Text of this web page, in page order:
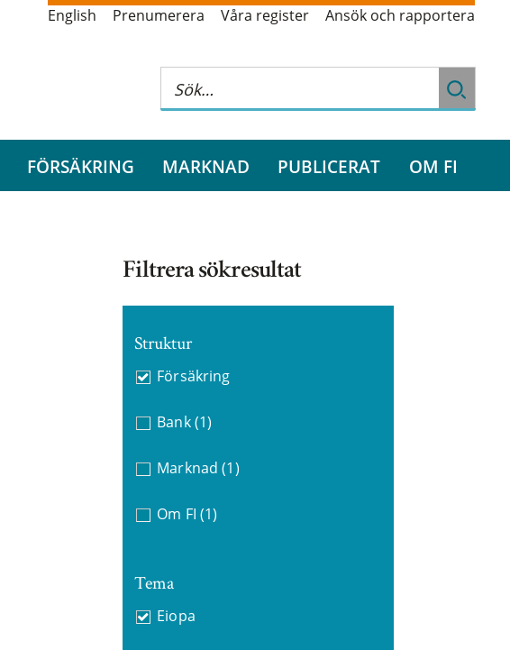
English Prenumerera Våra register Ansök och rapportera
FÖRSÄKRING MARKNAD PUBLICERAT OM FI
Filtrera sökresultat
Struktur
Försäkring
Bank (1)
Marknad (1)
Om FI (1)
Tema
Eiopa